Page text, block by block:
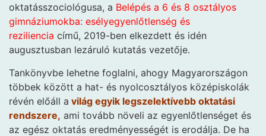
oktatásszociológusa, a Belépés a 6 és 8 osztályos
gimnáziumokba: esélyegyenlőtlenség és
reziliencia című, 2019-ben elkezdett és idén
augusztusban lezáruló kutatás vezetője.
Tankönyvbe lehetne foglalni, ahogy Magyarországon
többek között a hat- és nyolcosztályos középiskolák
révén előáll a világ egyik legszelektívebb oktatási
rendszere, ami tovább növeli az egyenlőtlenséget és
az egész oktatás eredményességét is erodálja. De ha